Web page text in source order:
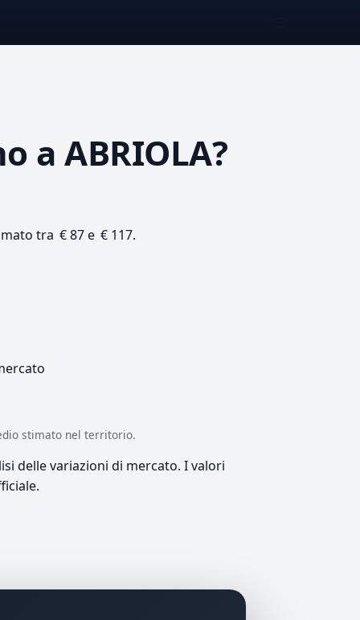
a ABRIOLA?
tra € 87 e € 117.
stimato nel territorio.
delle variazioni di mercato. I valori